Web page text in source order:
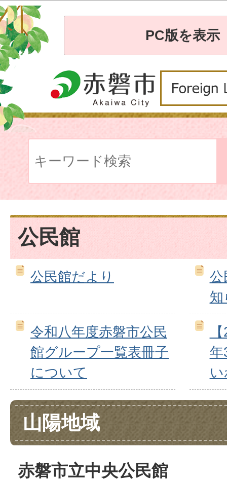
PC版を表示
公民館
公民館だより
公
令和八年度赤磐市公民
館グループ一覧表冊子
について
年
山陽地域
赤磐市立中央公民館